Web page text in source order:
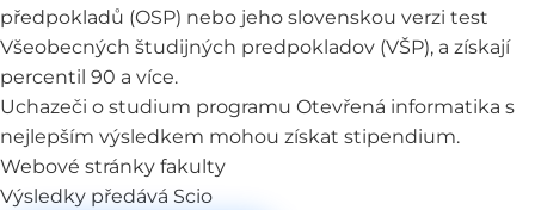
předpokladů (OSP) nebo jeho slovenskou verzi test
Všeobecných študijných predpokladov (VŠP), a získají
percentil 90 a více.
Uchazeči o studium programu Otevřená informatika s
nejlepším výsledkem mohou získat stipendium.
Webové stránky fakulty
Výsledky předává Scio